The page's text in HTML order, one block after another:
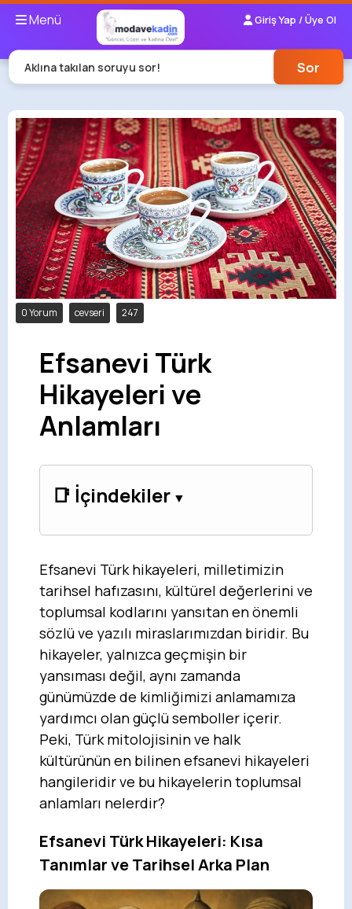
Menü Giriş Yap / Üye Ol
Aklına takılan soruyu sor! Sor
0 Yorum cevseri 247
Efsanevi Türk
Hikayeleri ve
Anlamları
📑 İçindekiler
Efsanevi Türk hikayeleri, milletimizin
tarihsel hafızasını, kültürel değerlerini ve
toplumsal kodlarını yansıtan en önemli
sözlü ve yazılı miraslarımızdan biridir. Bu
hikayeler, yalnızca geçmişin bir
yansıması değil, aynı zamanda
günümüzde de kimliğimizi anlamamıza
yardımcı olan güçlü semboller içerir.
Peki, Türk mitolojisinin ve halk
kültürünün en bilinen efsanevi hikayeleri
hangileridir ve bu hikayelerin toplumsal
anlamları nelerdir?
Efsanevi Türk Hikayeleri: Kısa
Tanımlar ve Tarihsel Arka Plan